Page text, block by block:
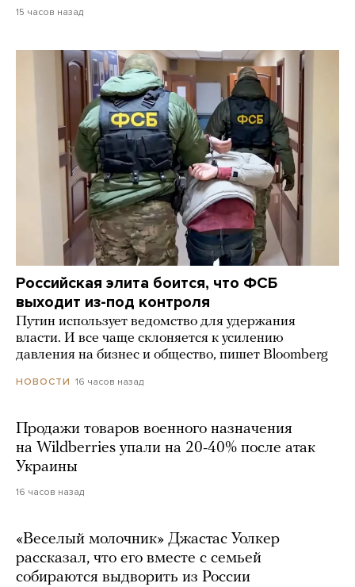
15 часов назад
Российская элита боится, что ФСБ
выходит из-под контроля
Путин использует ведомство для удержания
власти. И все чаще склоняется к усилению
давления на бизнес и общество, пишет Bloomberg
НОВОСТИ 16 часов назад
Продажи товаров военного назначения
на Wildberries упали на 20-40% после атак
Украины
16 часов назад
«Веселый молочник» Джастас Уолкер
рассказал, что его вместе с семьей
собираются выдворить из России